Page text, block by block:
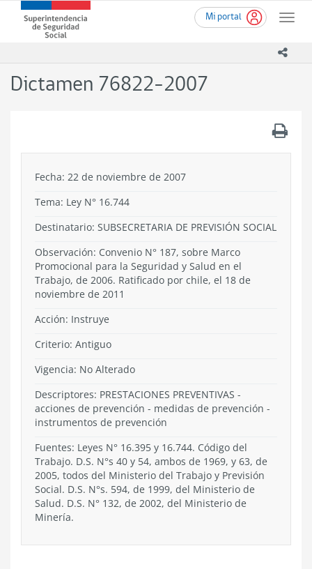
contenido
Mi portal
Toggle
Superintendencia
de
-
Dictamen 76822-2007
Fecha: 22 de noviembre de 2007
Tema: Ley N° 16.744
Destinatario: SUBSECRETARIA DE PREVISIÓN SOCIAL
Observación: Convenio N° 187, sobre Marco
Promocional para la Seguridad y Salud en el
Trabajo, de 2006. Ratificado por chile, el 18 de
noviembre de 2011
Acción: Instruye
Criterio: Antiguo
Vigencia: No Alterado
Descriptores: PRESTACIONES PREVENTIVAS -
acciones de prevención - medidas de prevención -
instrumentos de prevención
Fuentes: Leyes N° 16.395 y 16.744. Código del
Trabajo. D.S. N°s 40 y 54, ambos de 1969, y 63, de
2005, todos del Ministerio del Trabajo y Previsión
Social. D.S. N°s. 594, de 1999, del Ministerio de
Salud. D.S. N° 132, de 2002, del Ministerio de
Minería.